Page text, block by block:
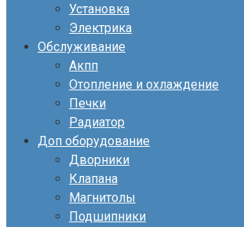
Установка
Электрика
Обслуживание
Акпп
Отопление и охлаждение
Печки
Радиатор
Доп оборудование
Дворники
Клапана
Магнитолы
Подшипники